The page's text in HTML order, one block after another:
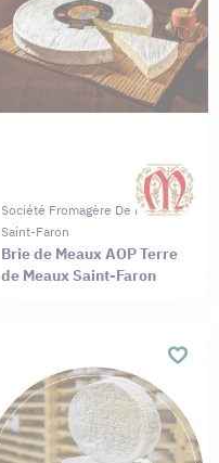
Société Fromagère De Meaux
Saint-Faron
Brie de Meaux AOP Terre
de Meaux Saint-Faron